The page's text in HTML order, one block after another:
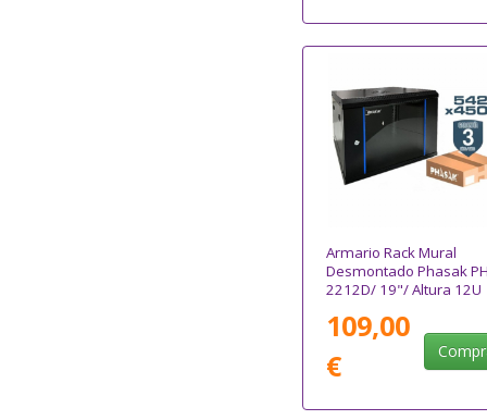
Armario Rack Mural
Desmontado Phasak
2212D/ 19"/ Altura 12U
109,00
€